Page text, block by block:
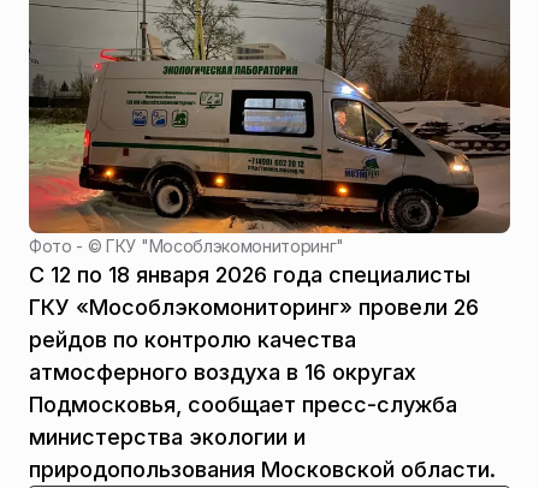
Фото - ©ГКУ "Мособлэкомониторинг"
С 12 по 18 января 2026 года специалисты
ГКУ «Мособлэкомониторинг» провели 26
рейдов по контролю качества
атмосферного воздуха в 16 округах
Подмосковья, сообщает пресс-служба
министерства экологии и
природопользования Московской области.